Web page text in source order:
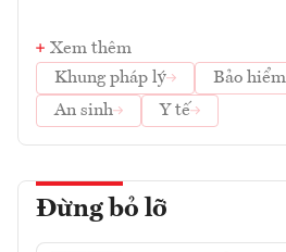
Xem thêm
Khung pháp lý
Bảo hiểm
An sinh
Y tế
Đừng bỏ lỡ